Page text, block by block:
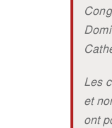
Les
et
ont